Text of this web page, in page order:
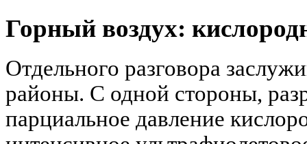
Горный воздух:
Отдельного разговора
районы. С одной стороны,
парциальное давление